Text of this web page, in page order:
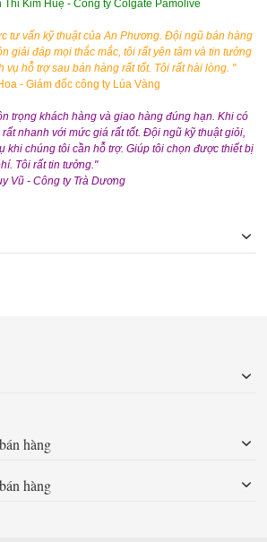
Kim Huệ - Công ty Colgate Pamolive
tư vấn kỹ thuật của An Phương. Đội ngũ bán hàng
giải đáp mọi thắc mắc, tôi rất yên tâm và tin tưởng
vụ hỗ trợ sau bán hàng rất tốt. Tôi rất hài lòng. "
- Giám đốc công ty Lúa Vàng
trọng khách hàng và giao hàng đúng hạn. Khi có
nhanh với mức giá rất tốt. Đội ngũ kỹ thuật giỏi,
khi chúng tôi cần hỗ trợ. Giúp tôi chọn được thiết bị
Tôi rất tin tưởng."
Vũ - Công ty Trà Dương
hàng
hàng